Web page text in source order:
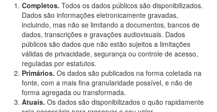
Completos. Todos os dados públicos são disponibilizados.
Dados são informações eletronicamente gravadas,
incluindo, mas não se limitando a documentos, bancos de
dados, transcrições e gravações audiovisuais. Dados
públicos são dados que não estão sujeitos a limitações
válidas de privacidade, segurança ou controle de acesso,
reguladas por estatutos.
Primários. Os dados são publicados na forma coletada na
fonte, com a mais fina granularidade possível, e não de
forma agregada ou transformada.
Atuais. Os dados são disponibilizados o quão rapidamente